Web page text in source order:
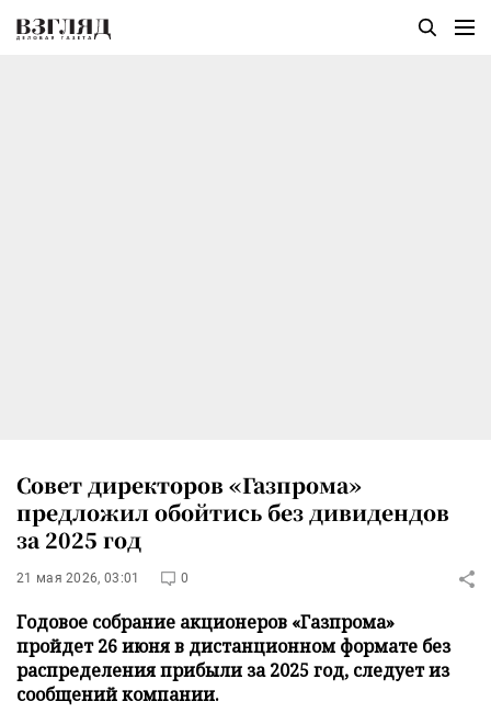
Совет директоров «Газпрома»
предложил обойтись без дивидендов
за 2025 год
21 мая 2026, 03:01 0
Годовое собрание акционеров «Газпрома»
пройдет 26 июня в дистанционном формате без
распределения прибыли за 2025 год, следует из
сообщений компании.